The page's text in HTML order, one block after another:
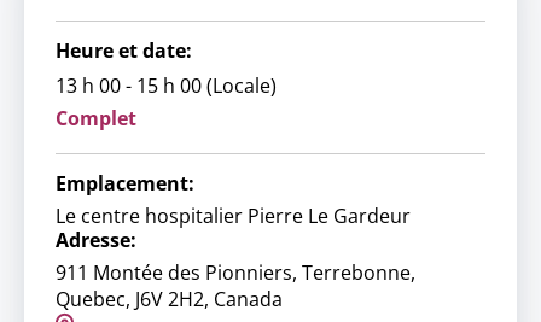
Heure et date:
13 h 00 - 15 h 00 (Locale)
Complet
Emplacement:
Le centre hospitalier Pierre Le Gardeur
Adresse:
911 Montée des Pionniers, Terrebonne,
Quebec, J6V 2H2, Canada